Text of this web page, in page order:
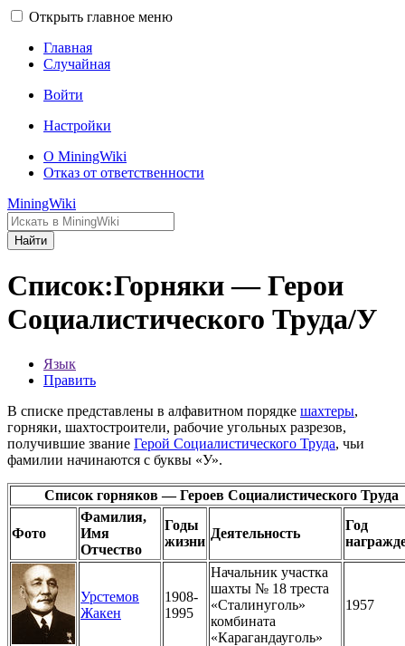
Открыть главное меню
Главная
Случайная
Войти
Настройки
О MiningWiki
Отказ от ответственности
MiningWiki
Найти
Список:Горняки — Герои
Социалистического Труда/У
Язык
Править
В списке представлены в алфавитном порядке шахтеры,
горняки, шахтостроители, рабочие угольных разрезов,
получившие звание Герой Социалистического Труда, чьи
фамилии начинаются с буквы «У».
Список горняков — Героев Социалистического Труда
Фото
Фамилия,
Имя
Отчество
Годы
жизни
Деятельность
Год
Урстемов
Жакен
1908-
1995
Начальник участка
шахты № 18 треста
«Сталинуголь»
комбината
«Карагандауголь»
1957